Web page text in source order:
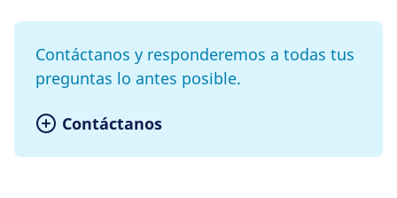
Contáctanos y responderemos a todas tus
preguntas lo antes posible.
Contáctanos